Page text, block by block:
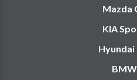
Mazda
KIA
Hyundai
BMW